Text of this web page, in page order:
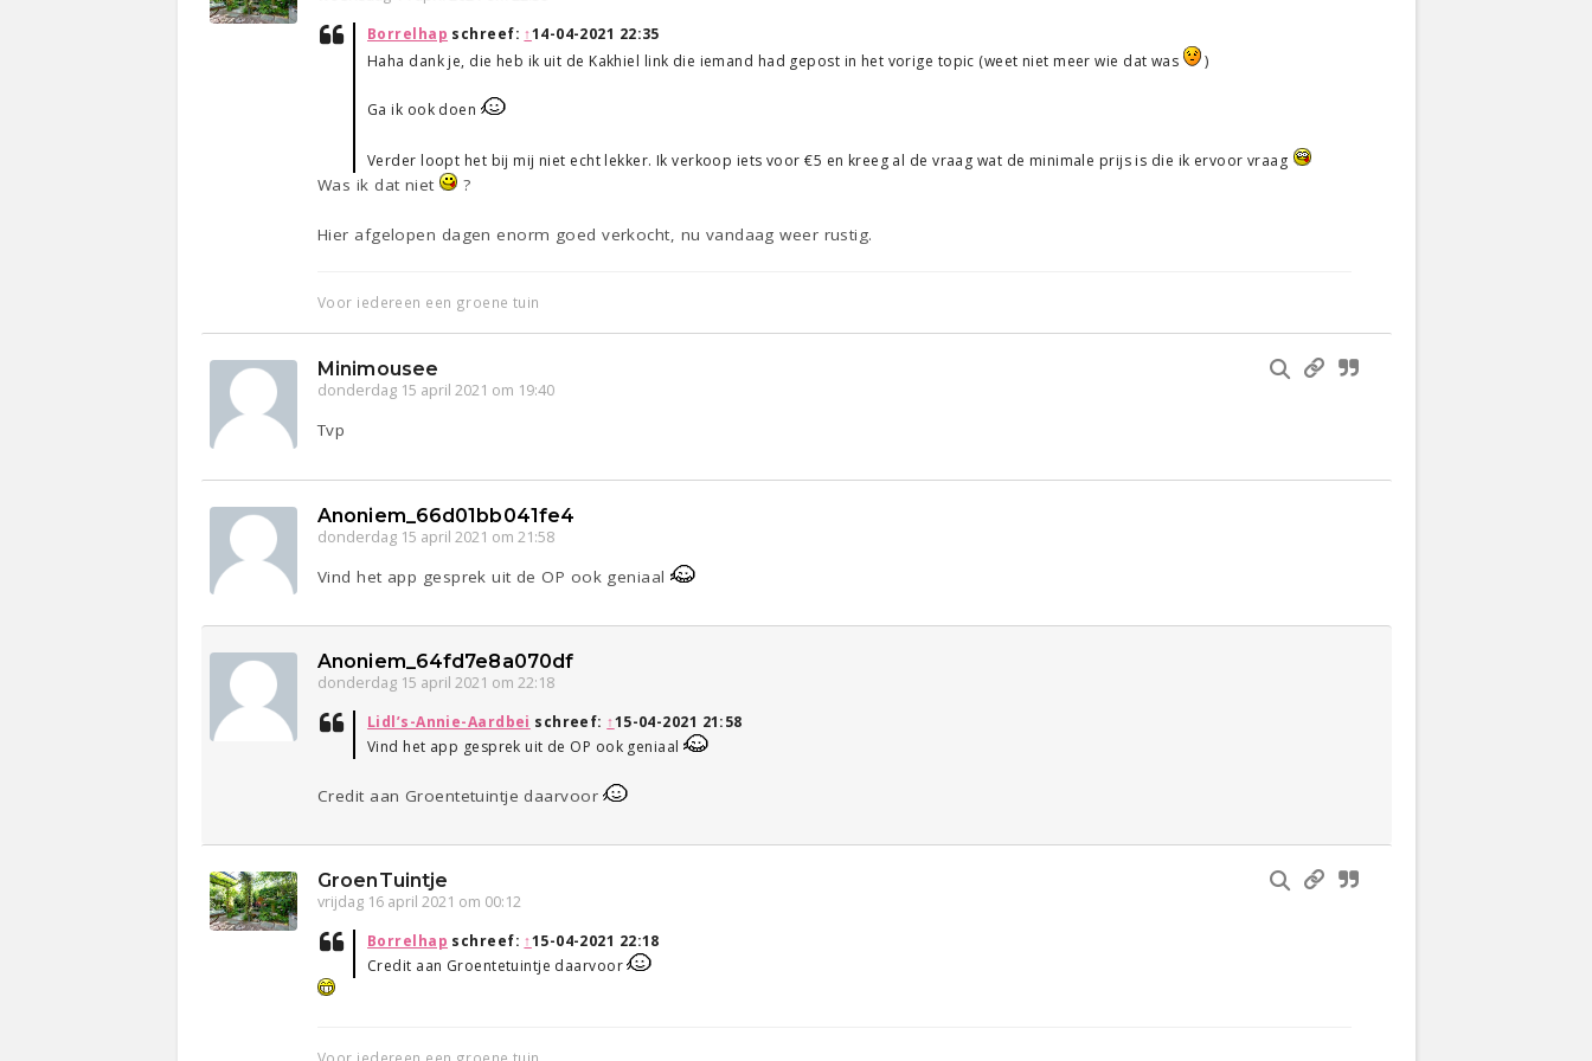
Borrelhap schreef: ↑14-04-2021 22:35
Haha dank je, die heb ik uit de Kakhiel link die iemand had gepost in het vorige topic (weet niet meer wie dat was
)
Ga ik ook doen
Verder loopt het bij mij niet echt lekker. Ik verkoop iets voor €5 en kreeg al de vraag wat de minimale prijs is die ik ervoor vraag
Was ik dat niet ?
Hier afgelopen dagen enorm goed verkocht, nu vandaag weer rustig.
Voor iedereen een groene tuin
Minimousee
donderdag 15 april 2021 om 19:40
Tvp
Anoniem_66d01bb041fe4
donderdag 15 april 2021 om 21:58
Vind het app gesprek uit de OP ook geniaal
Anoniem_64fd7e8a070df
donderdag 15 april 2021 om 22:18
Lidl’s-Annie-Aardbei schreef: ↑15-04-2021 21:58
Vind het app gesprek uit de OP ook geniaal
Credit aan Groentetuintje daarvoor
GroenTuintje
vrijdag 16 april 2021 om 00:12
Borrelhap schreef: ↑15-04-2021 22:18
Credit aan Groentetuintje daarvoor